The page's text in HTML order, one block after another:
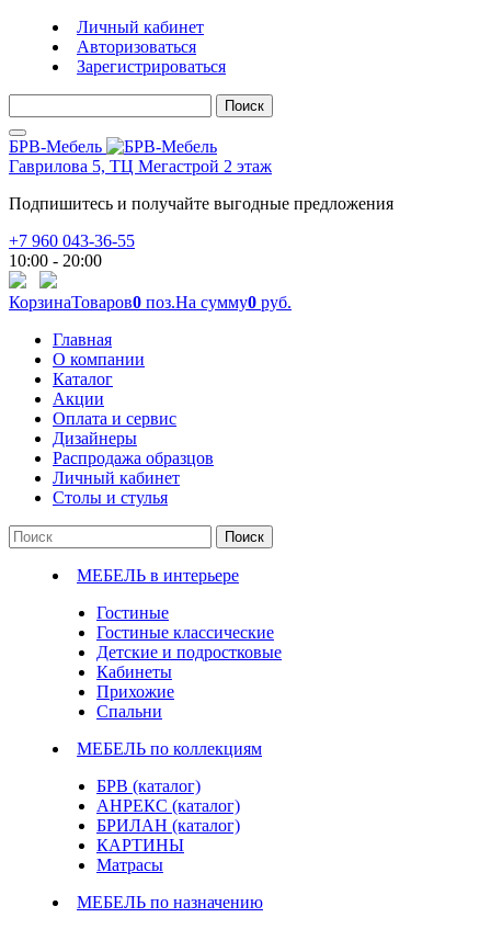
Личный кабинет
Авторизоваться
Зарегистрироваться
Поиск
БРВ-Мебель
Гаврилова 5, ТЦ Мегастрой 2 этаж
Подпишитесь и получайте выгодные предложения
+7 960 043-36-55
10:00 - 20:00
КорзинаТоваров0 поз.На сумму0 руб.
Главная
О компании
Каталог
Акции
Оплата и сервис
Дизайнеры
Распродажа образцов
Личный кабинет
Столы и стулья
Поиск
МЕБЕЛЬ в интерьере
Гостиные
Гостиные классические
Детские и подростковые
Кабинеты
Прихожие
Спальни
МЕБЕЛЬ по коллекциям
БРВ (каталог)
АНРЕКС (каталог)
БРИЛАН (каталог)
КАРТИНЫ
Матрасы
МЕБЕЛЬ по назначению